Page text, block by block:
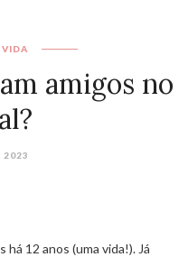
VIDA
amigos no
2023
12 anos (uma vida!). Já